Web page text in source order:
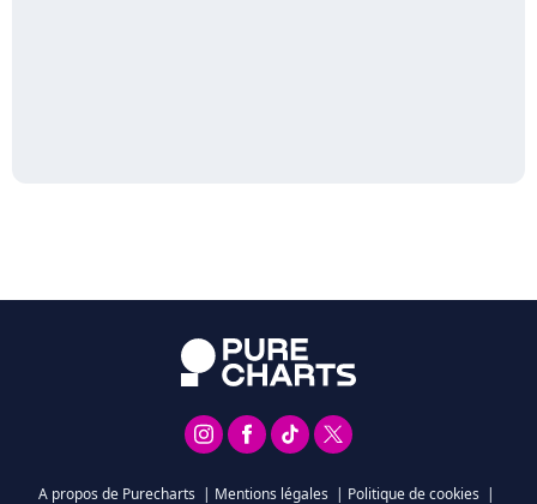
A propos de Purecharts | Mentions légales | Politique de cookies |